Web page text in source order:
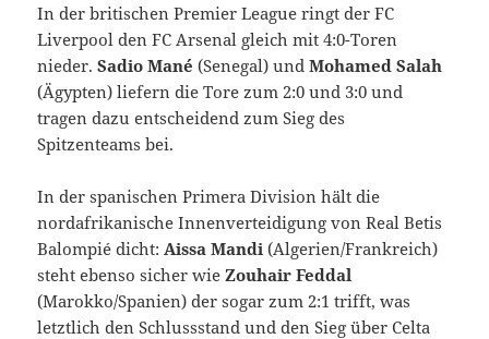
In der britischen Premier League ringt der FC
Liverpool den FC Arsenal gleich mit 4:0-Toren
nieder.Sadio Mané (Senegal) undMohamed Salah
(Ägypten) liefern die Tore zum 2:0 und 3:0 und
tragen dazu entscheidend zum Sieg des
Spitzenteams bei.
In der spanischen Primera Division hält die
nordafrikanische Innenverteidigung von Real Betis
Balompié dicht: Aissa Mandi (Algerien/Frankreich)
steht ebenso sicher wie Zouhair Feddal
(Marokko/Spanien) der sogar zum 2:1 trifft, was
letztlich den Schlussstand und den Sieg über Celta